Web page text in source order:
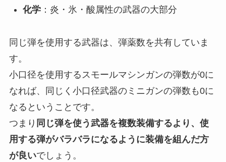
化学：炎・氷・酸属性の武器の大部分
同じ弾を使用する武器は、弾薬数を共有していま
す。
小口径を使用するスモールマシンガンの弾数が0に
なれば、同じく小口径武器のミニガンの弾数も0に
なるということです。
つまり 同じ弾を使う武器を複数装備するより、使
用する弾がバラバラになるように装備を組んだ方
が良いでしょう。